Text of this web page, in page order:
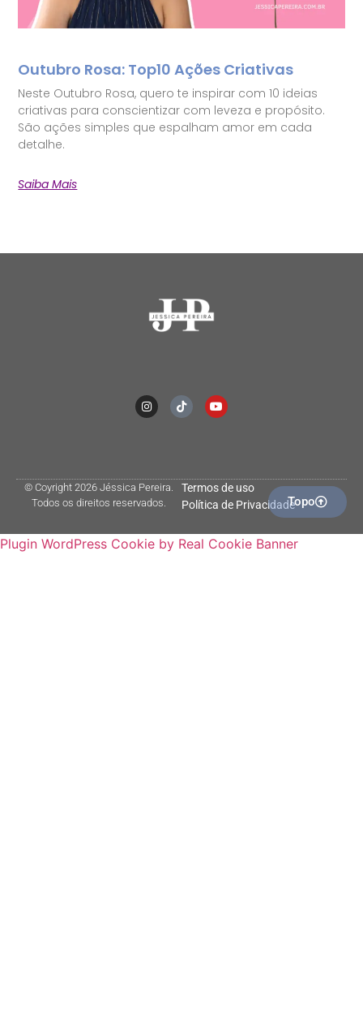
Outubro Rosa: Top10 Ações Criativas
Neste Outubro Rosa, quero te inspirar com 10 ideias
criativas para conscientizar com leveza e propósito.
São ações simples que espalham amor em cada
detalhe.
Saiba Mais
© Coyright 2026 Jéssica Pereira.
Todos os direitos reservados.
Termos de uso
Política de PrivacidadeTopo
Plugin WordPress Cookie by Real Cookie Banner